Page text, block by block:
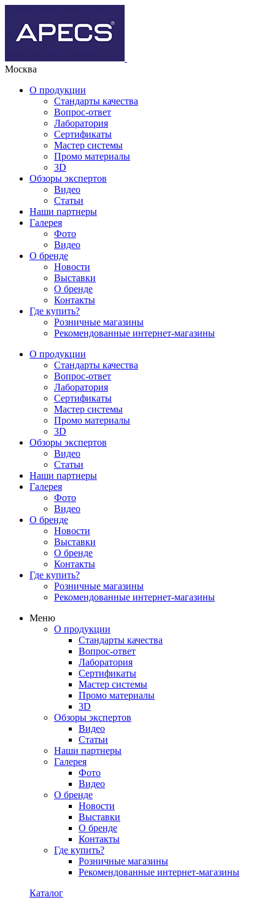
Москва
О продукции
Стандарты качества
Вопрос-ответ
Лаборатория
Сертификаты
Мастер системы
Промо материалы
3D
Обзоры экспертов
Видео
Статьи
Наши партнеры
Галерея
Фото
Видео
О бренде
Новости
Выставки
О бренде
Контакты
Где купить?
Розничные магазины
Рекомендованные интернет-магазины
О продукции
Стандарты качества
Вопрос-ответ
Лаборатория
Сертификаты
Мастер системы
Промо материалы
3D
Обзоры экспертов
Видео
Статьи
Наши партнеры
Галерея
Фото
Видео
О бренде
Новости
Выставки
О бренде
Контакты
Где купить?
Розничные магазины
Рекомендованные интернет-магазины
Меню
О продукции
Стандарты качества
Вопрос-ответ
Лаборатория
Сертификаты
Мастер системы
Промо материалы
3D
Обзоры экспертов
Видео
Статьи
Наши партнеры
Галерея
Фото
Видео
О бренде
Новости
Выставки
О бренде
Контакты
Где купить?
Розничные магазины
Рекомендованные интернет-магазины
Каталог